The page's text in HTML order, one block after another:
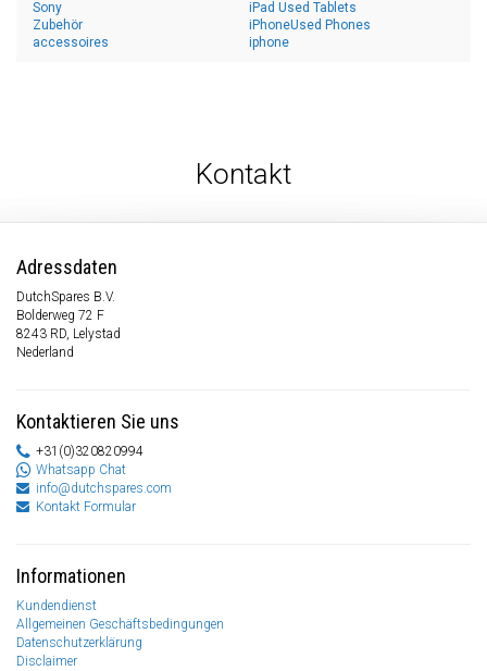
Sony
Zubehör
accessoires
iPad Used Tablets
iPhoneUsed Phones
iphone
Kontakt
Adressdaten
DutchSpares B.V.
Bolderweg 72 F
8243 RD, Lelystad
Nederland
Kontaktieren Sie uns
+31(0)320820994
Whatsapp Chat
info@dutchspares.com
Kontakt Formular
Informationen
Kundendienst
Allgemeinen Geschäftsbedingungen
Datenschutzerklärung
Disclaimer